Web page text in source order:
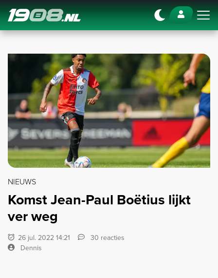
Navigation
NIEUWS
Komst Jean-Paul Boëtius lijkt
ver weg
26 jul. 2022 14:21
30 reacties
Dennis